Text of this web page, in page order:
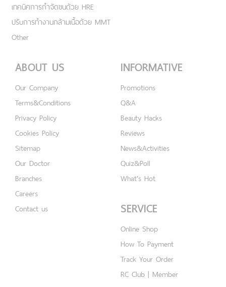
เทคนิคการกำจัดขนด้วย HRE
ปรับการทำงานกล้ามเนื้อด้วย MMT
Other
ABOUT US
Our Company
Terms&Conditions
Privacy Policy
Cookies Policy
Sitemap
Our Doctor
Branches
Careers
Contact us
INFORMATIVE
Promotions
Q&A
Beauty Hacks
Reviews
News&Activities
Quiz&Poll
What's Hot
SERVICE
Online Shop
How To Payment
Track Your Order
RC Club | Member